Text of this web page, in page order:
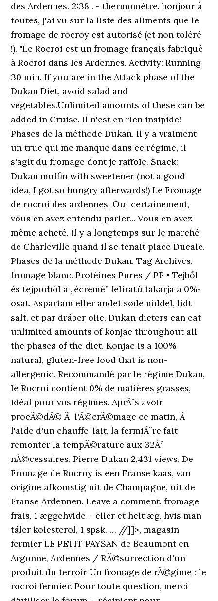
des Ardennes. 2:38 . - thermomètre. bonjour à
toutes, j'ai vu sur la liste des aliments que le
fromage de rocroy est autorisé (et non toléré
!). "Le Rocroi est un fromage français fabriqué
à Rocroi dans les Ardennes. Activity: Running
30 min. If you are in the Attack phase of the
Dukan Diet, avoid salad and
vegetables.Unlimited amounts of these can be
added in Cruise. il n'est en rien insipide!
Phases de la méthode Dukan. Il y a vraiment
un truc qui me manque dans ce régime, il
s'agit du fromage dont je raffole. Snack:
Dukan muffin with sweetener (not a good
idea, I got so hungry afterwards!) Le Fromage
de rocroi des ardennes. Oui certainement,
vous en avez entendu parler... Vous en avez
même acheté, il y a longtemps sur le marché
de Charleville quand il se tenait place Ducale.
Phases de la méthode Dukan. Tag Archives:
fromage blanc. Protéines Pures / PP • Tejből
és tejporból a „écremé” feliratú takarja a 0%-
osat. Aspartam eller andet sødemiddel, lidt
salt, et par dråber olie. Dukan dieters can eat
unlimited amounts of konjac throughout all
the phases of the diet. Konjac is a 100%
natural, gluten-free food that is non-
allergenic. Recommandé par le régime Dukan,
le Rocroi contient 0% de matières grasses,
idéal pour vos régimes. AprÃ¨s avoir
procÃ©dÃ© Ã l'Ã©crÃ©mage ce matin, Ã
l'aide d'un chauffe-lait, la fermiÃ¨re fait
remonter la tempÃ©rature aux 32Â°
nÃ©cessaires. Pierre Dukan 2,431 views. De
Fromage de Rocroy is een Franse kaas, van
origine afkomstig uit de Champagne, uit de
Franse Ardennen. Leave a comment. fromage
frais, 1 æggehvide – eller et helt æg, hvis man
tåler kolesterol, 1 spsk. … //]]>, magasin
fermier LE PETIT PAYSAN de Beaumont en
Argonne, Ardennes / RÃ©surrection d'un
produit du terroir Un fromage de rÃ©gime : le
rocroi fermier. Pour toute question, merci